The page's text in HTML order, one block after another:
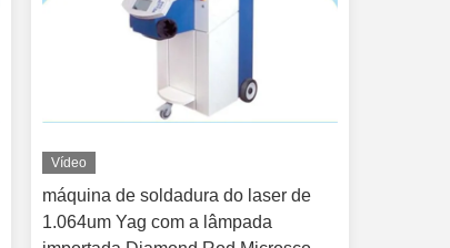
Vídeo
máquina de soldadura do laser de
1.064um Yag com a lâmpada